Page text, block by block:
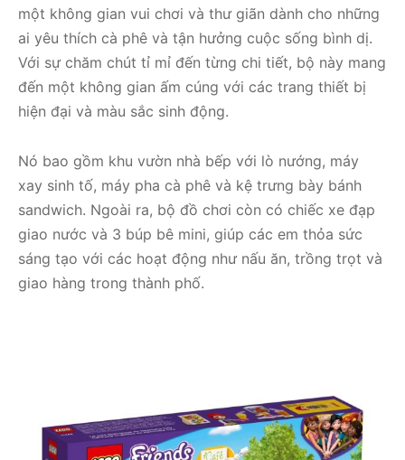
một không gian vui chơi và thư giãn dành cho những
ai yêu thích cà phê và tận hưởng cuộc sống bình dị.
Với sự chăm chút tỉ mỉ đến từng chi tiết, bộ này mang
đến một không gian ấm cúng với các trang thiết bị
hiện đại và màu sắc sinh động.
Nó bao gồm khu vườn nhà bếp với lò nướng, máy
xay sinh tố, máy pha cà phê và kệ trưng bày bánh
sandwich. Ngoài ra, bộ đồ chơi còn có chiếc xe đạp
giao nước và 3 búp bê mini, giúp các em thỏa sức
sáng tạo với các hoạt động như nấu ăn, trồng trọt và
giao hàng trong thành phố.